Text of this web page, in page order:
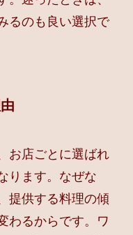
るのも良い選択で
お店ごとに選ばれ
ります。なぜな
提供する料理の傾
わるからです。ワ